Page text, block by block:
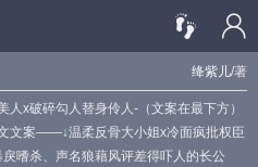
绛紫儿/著
x破碎勾人替身伶人-（文案在最下方）
文案——↓温柔反骨大小姐x冷面疯批权臣
嗜杀、声名狼藉风评差得吓人的长公